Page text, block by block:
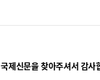
국제신문을 찾아주셔서 감사